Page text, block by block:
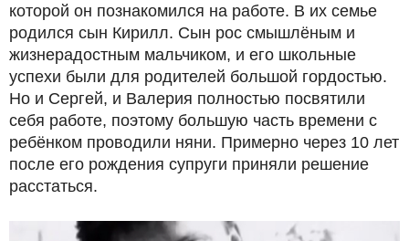
которой он познакомился на работе. В их семье
родился сын Кирилл. Сын рос смышлёным и
жизнерадостным мальчиком, и его школьные
успехи были для родителей большой гордостью.
Но и Сергей, и Валерия полностью посвятили
себя работе, поэтому большую часть времени с
ребёнком проводили няни. Примерно через 10 лет
после его рождения супруги приняли решение
расстаться.